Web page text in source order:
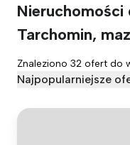
Tarchomin,
Znaleziono 32 ofert do
Najpopularniejsze